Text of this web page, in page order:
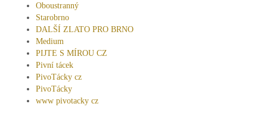
Oboustranný
Starobrno
DALŠÍ ZLATO PRO BRNO
Medium
PIJTE S MÍROU CZ
Pivní tácek
PivoTácky cz
PivoTácky
www pivotacky cz